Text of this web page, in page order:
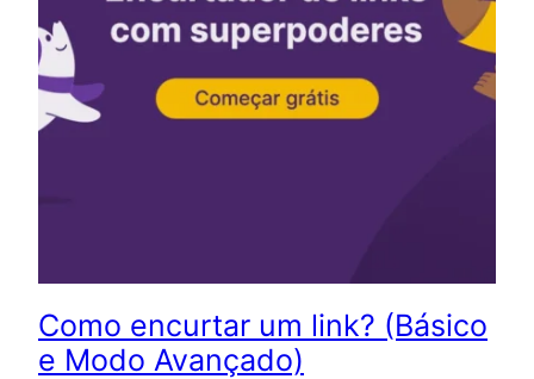
Como encurtar um link? (Básico
e Modo Avançado)